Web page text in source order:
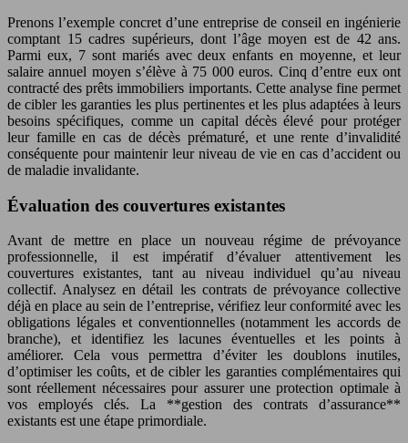
Prenons l’exemple concret d’une entreprise de conseil en ingénierie
comptant 15 cadres supérieurs, dont l’âge moyen est de 42 ans.
Parmi eux, 7 sont mariés avec deux enfants en moyenne, et leur
salaire annuel moyen s’élève à 75 000 euros. Cinq d’entre eux ont
contracté des prêts immobiliers importants. Cette analyse fine permet
de cibler les garanties les plus pertinentes et les plus adaptées à leurs
besoins spécifiques, comme un capital décès élevé pour protéger
leur famille en cas de décès prématuré, et une rente d’invalidité
conséquente pour maintenir leur niveau de vie en cas d’accident ou
de maladie invalidante.
Évaluation des couvertures existantes
Avant de mettre en place un nouveau régime de prévoyance
professionnelle, il est impératif d’évaluer attentivement les
couvertures existantes, tant au niveau individuel qu’au niveau
collectif. Analysez en détail les contrats de prévoyance collective
déjà en place au sein de l’entreprise, vérifiez leur conformité avec les
obligations légales et conventionnelles (notamment les accords de
branche), et identifiez les lacunes éventuelles et les points à
améliorer. Cela vous permettra d’éviter les doublons inutiles,
d’optimiser les coûts, et de cibler les garanties complémentaires qui
sont réellement nécessaires pour assurer une protection optimale à
vos employés clés. La **gestion des contrats d’assurance**
existants est une étape primordiale.